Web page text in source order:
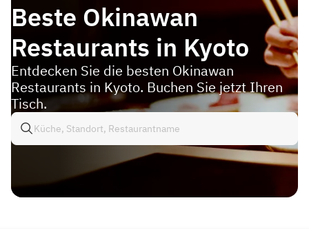
Beste Okinawan
Restaurants in Kyoto
Entdecken Sie die besten Okinawan
Restaurants in Kyoto. Buchen Sie jetzt Ihren
Tisch.